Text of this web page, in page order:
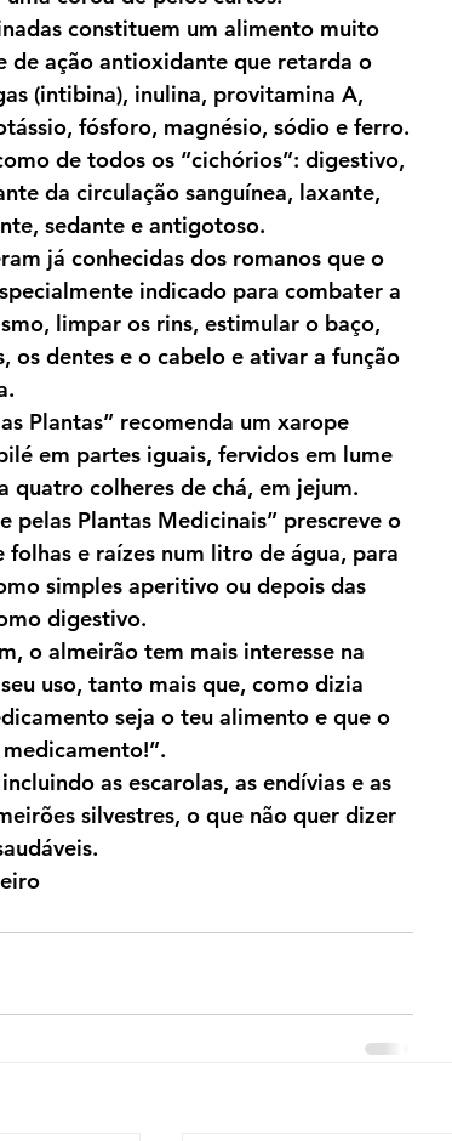
constituem um alimento muito
de ação antioxidante que retarda o
(intibina), inulina, provitamina A,
fósforo, magnésio, sódio e ferro.
de todos os “cichórios”: digestivo,
da circulação sanguínea, laxante,
sedante e antigotoso.
já conhecidas dos romanos que o
indicado para combater a
limpar os rins, estimular o baço,
os dentes e o cabelo e ativar a função
Plantas” recomenda um xarope
em partes iguais, fervidos em lume
quatro colheres de chá, em jejum.
pelas Plantas Medicinais” prescreve o
e raízes num litro de água, para
simples aperitivo ou depois das
digestivo.
o almeirão tem mais interesse na
uso, tanto mais que, como dizia
seja o teu alimento e que o
as escarolas, as endívias e as
silvestres, o que não quer dizer